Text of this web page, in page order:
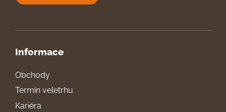
Informace
Obchody
Termín veletrhu
Kariéra